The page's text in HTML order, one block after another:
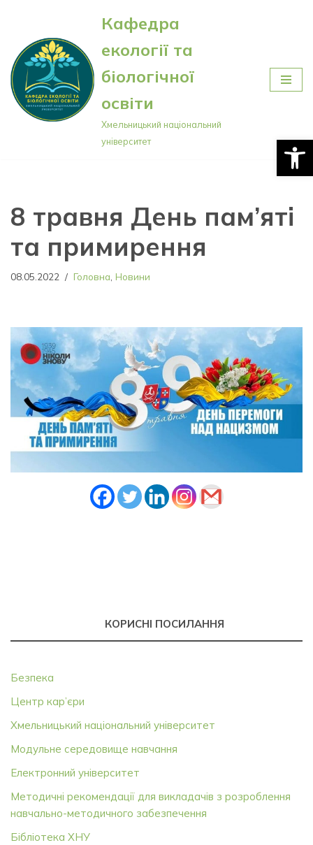
Перейти
до
вмісту
Кафедра
екології та
біологічної
освіти
Хмельницький національний
університет
8 травня День пам’яті
та примирення
08.05.2022 Головна Новини
КОРИСНІ ПОСИЛАННЯ
Безпека
Центр кар’єри
Хмельницький національний університет
Модульне середовище навчання
Електронний університет
Методичні рекомендації для викладачів з розроблення
навчально-методичного забезпечення
Бібліотека ХНУ